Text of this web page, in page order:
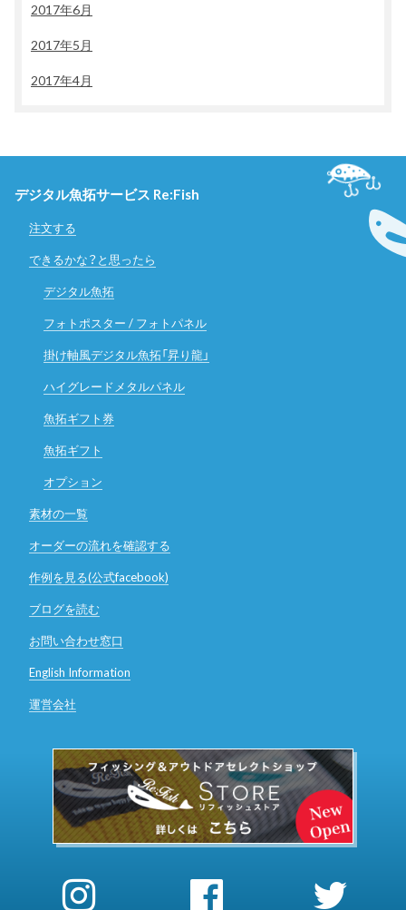
2017年6月
2017年5月
2017年4月
デジタル魚拓サービス Re:Fish
注文する
できるかな？と思ったら
デジタル魚拓
フォトポスター / フォトパネル
掛け軸風デジタル魚拓「昇り龍」
ハイグレードメタルパネル
魚拓ギフト券
魚拓ギフト
オプション
素材の一覧
オーダーの流れを確認する
作例を見る(公式facebook)
ブログを読む
お問い合わせ窓口
English Information
運営会社